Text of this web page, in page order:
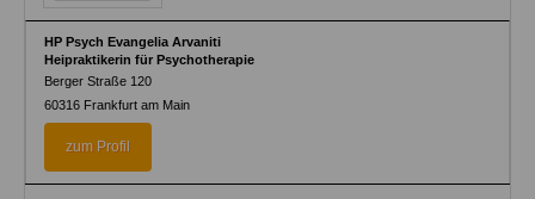
HP Psych Evangelia Arvaniti
Heipraktikerin für Psychotherapie
Berger Straße 120
60316 Frankfurt am Main
zum Profil